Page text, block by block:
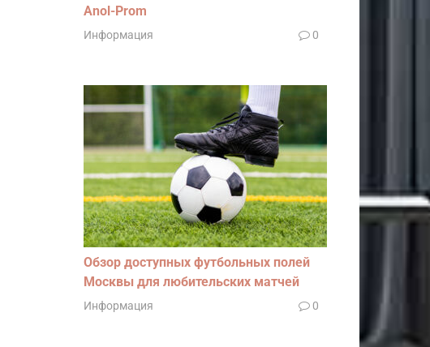
Anol-Prom
Информация 0
Обзор доступных футбольных полей
Москвы для любительских матчей
Информация 0